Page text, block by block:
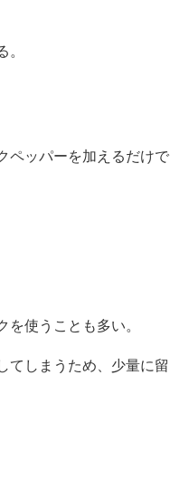
。
ペッパーを加えるだけで
を使うことも多い。
てしまうため、少量に留